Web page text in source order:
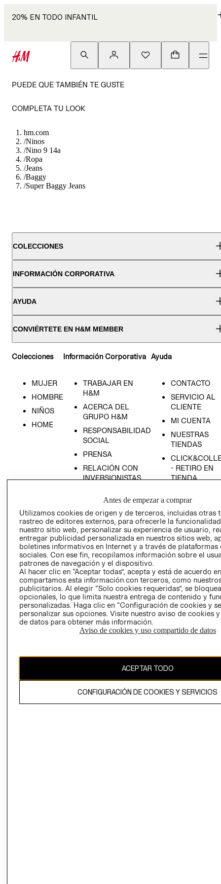
20% EN TODO INFANTIL
PUEDE QUE TAMBIÉN TE GUSTE
COMPLETA TU LOOK
hm.com
/Ninos
/Nino 9 14a
/Ropa
/Jeans
/Baggy
/Super Baggy Jeans
COLECCIONES
INFORMACIÓN CORPORATIVA
AYUDA
CONVIÉRTETE EN H&M MEMBER
Colecciones
MUJER
HOMBRE
NIÑOS
HOME
Información Corporativa
TRABAJAR EN
H&M
ACERCA DEL
GRUPO H&M
RESPONSABILIDAD
SOCIAL
PRENSA
RELACIÓN CON
INVERSIONISTAS
EMPRESARIAL
Ayuda
CONTACTO
SERVICIO AL
CLIENTE
MI CUENTA
NUESTRAS
TIENDAS
- RETIRO EN
TIENDA
CONDICIONES
AVISO DE
PRIVACIDAD
GIFT CARD
AVISO DE
El contenido de esta página web está protegido por copyright y es
Antes de empezar a comprar
Utilizamos cookies de origen y de terceros, incluidas otras
rastreo de editores externos, para ofrecerle la
nuestro sitio web, personalizar su experiencia de usuario,
entregar publicidad personalizada en nuestros sitios web,
boletines informativos en Internet y a través de plataformas
sociales. Con ese fin, recopilamos información sobre el
patrones de navegación y el dispositivo.
Al hacer clic en “Aceptar todas”, acepta y está de acuerdo
compartamos esta información con terceros, como
publicitarios. Al elegir “Solo cookies requeridas”, se
opcionales, lo que limita nuestra entrega de contenido y
personalizadas. Haga clic en “Configuración de cookies y
personalizar sus opciones. Visite nuestro aviso de cookies
de datos para obtener más información.
Aviso de cookies y uso compartido de datos
ACEPTAR TODO
CONFIGURACIÓN DE COOKIES Y SERVICIOS